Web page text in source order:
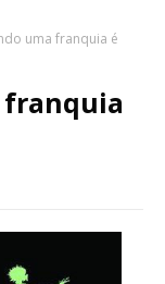
uma franquia é
franquia